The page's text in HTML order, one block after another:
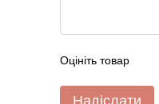
Оцініть товар
Надіслати